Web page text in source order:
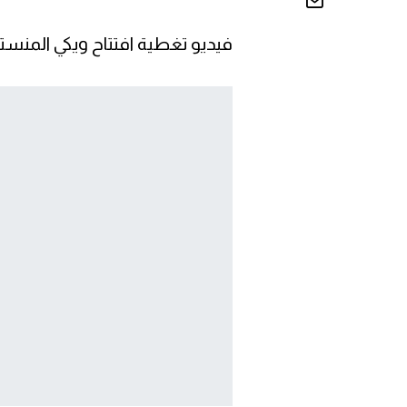
فيديو تغطية افتتاح ويكي